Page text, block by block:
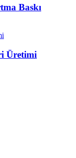
Baskı
Üretimi